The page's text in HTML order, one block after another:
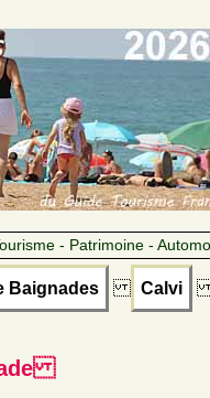
- Patrimoine -
Baignades Calvi